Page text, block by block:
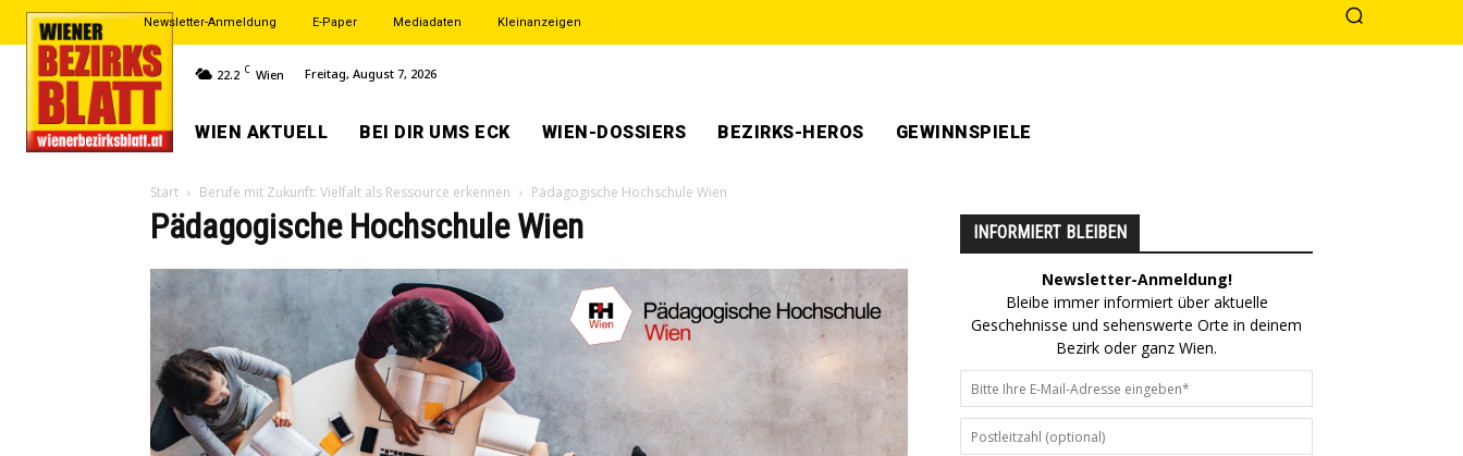
Newsletter-Anmeldung E-Paper Mediadaten Kleinanzeigen
22.2 C Wien Freitag, August 7, 2026
WIEN AKTUELL BEI DIR UMS ECK WIEN-DOSSIERS BEZIRKS-HEROS GEWINNSPIELE
Start Berufe mit Zukunft: Vielfalt als Ressource erkennen Pädagogische Hochschule Wien
Pädagogische Hochschule Wien INFORMIERT BLEIBEN
Newsletter-Anmeldung!
Bleibe immer informiert über aktuelle
Geschehnisse und sehenswerte Orte in deinem
Bezirk oder ganz Wien.